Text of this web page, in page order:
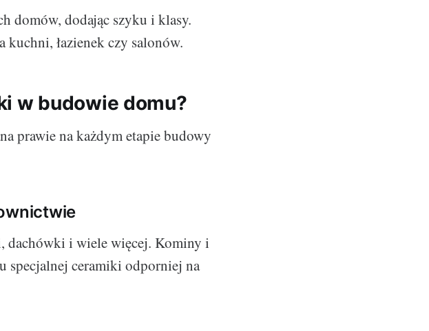
domów, dodając szyku i klasy.
kuchni, łazienek czy salonów.
w budowie domu?
prawie na każdym etapie budowy
dachówki i wiele więcej. Kominy i
specjalnej ceramiki odporniej na